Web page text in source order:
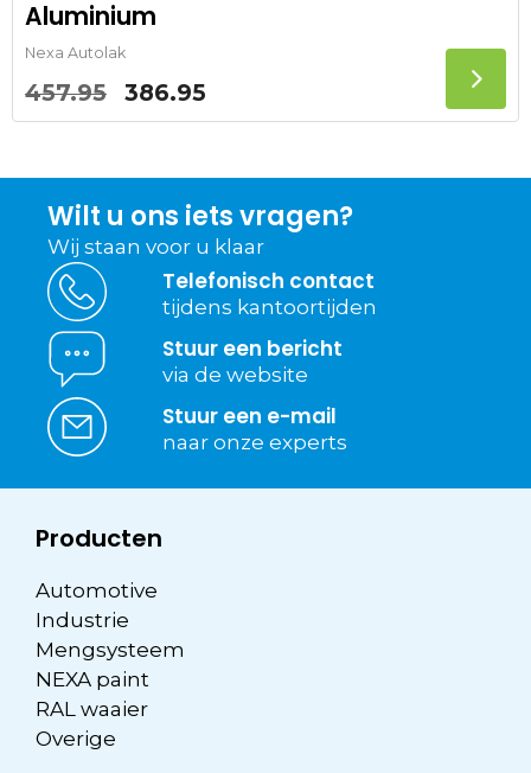
Aluminium
Nexa Autolak
457.95
Oorspronkelijke
prijs
386.95
prijs
Wilt u ons iets vragen?
Wij staan voor u klaar
Telefonisch contact
tijdens kantoortijden
Stuur een bericht
via de website
Stuur een e-mail
naar onze experts
Producten
Automotive
Industrie
Mengsysteem
NEXA paint
RAL waaier
Overige